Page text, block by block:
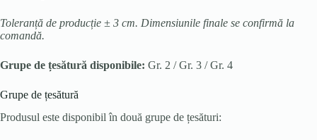
Toleranță de producție ± 3 cm. Dimensiunile finale se confirmă la
comandă.
Grupe de țesătură disponibile: Gr. 2 / Gr. 3 / Gr. 4
Grupe de țesătură
Produsul este disponibil în două grupe de țesături: